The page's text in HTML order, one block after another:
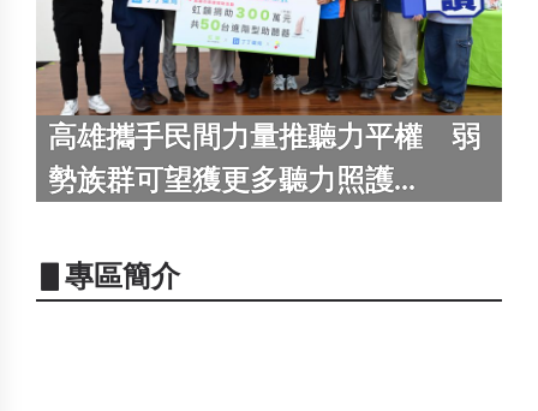
高雄攜手民間力量推聽力平權 弱
勢族群可望獲更多聽力照護...
▋專區簡介